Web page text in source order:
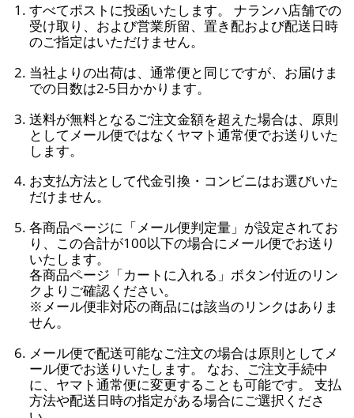
すべてポストに投函いたします。 ナランハ店舗での
受け取り、および営業所留、置き配および配送日時
のご指定はいただけません。
当社よりの出荷は、通常便と同じですが、お届けま
での日数は2-5日かかります。
送料が無料となるご注文金額を超えた場合は、原則
としてメール便ではなくヤマト通常便でお送りいた
します。
お支払方法として代金引換・コンビニはお選びいた
だけません。
各商品ページに「メール便判定量」が設定されてお
り、この合計が100以下の場合にメール便でお送り
いたします。
各商品ページ「カートに入れる」ボタン付近のリン
クよりご確認ください。
※メール便非対応の商品には該当のリンクはありま
せん。
メール便で配送可能なご注文の場合は原則としてメ
ール便でお送りいたします。 なお、ご注文手続中
に、ヤマト通常便に変更することも可能です。 支払
方法や配送日時の指定がある場合にご選択くださ